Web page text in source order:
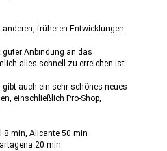
früheren Entwicklungen.
Anbindung an das
alles schnell zu erreichen ist.
auch ein sehr schönes neues
einschließlich Pro-Shop,
8 min, Alicante 50 min
20 min